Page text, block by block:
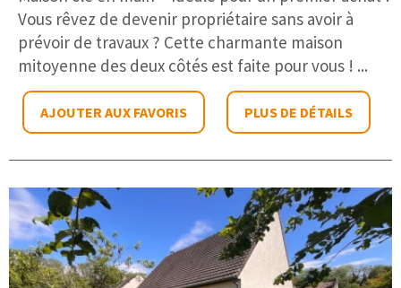
Vous rêvez de devenir propriétaire sans avoir à
prévoir de travaux ? Cette charmante maison
mitoyenne des deux côtés est faite pour vous ! ...
AJOUTER AUX FAVORIS PLUS DE DÉTAILS